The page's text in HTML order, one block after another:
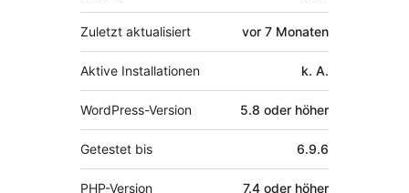
Zuletzt aktualisiert vor 7 Monaten
Aktive Installationen k. A.
WordPress-Version 5.8 oder höher
Getestet bis 6.9.6
PHP-Version 7.4 oder höher